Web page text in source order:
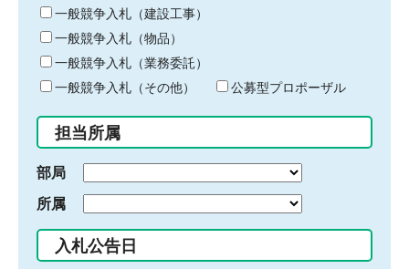
キ
ー
ワ
ー
ド
入
力
一般競争入札（建設工事）
一般競争入札（物品）
一般競争入札（業務委託）
一般競争入札（その他）
公募型プロポーザル
担当所属
部局
所属
入札公告日